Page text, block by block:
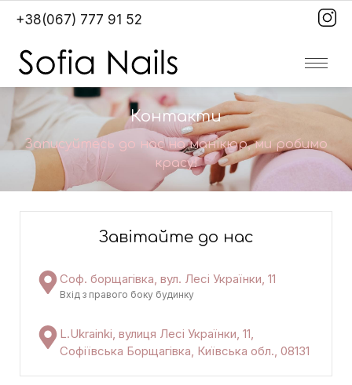
+38(067) 777 91 52
Контакти
Записуйтесь до нас на манікюр, ми робимо
красу!
Завітайте до нас
Соф. борщагівка, вул. Лесі Українки, 11
Вхід з правого боку будинку
L.Ukrainki, вулиця Лесі Українки, 11,
Софіївська Борщагівка, Київська обл., 08131